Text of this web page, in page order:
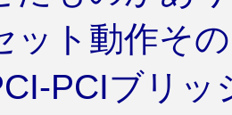
ット動作そ
PCIブリ